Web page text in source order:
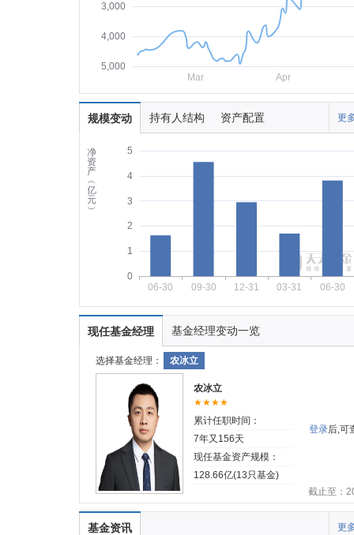
3,000
4,000
5,000
Mar
Apr
规模变动 持有人结构 资产配置 更
净
资
产
︵
亿
元
︶
0
1
2
3
4
5
06-30 09-30 12-31 03-31 06-30
现任基金经理 基金经理变动一览
选择基金经理： 农冰立
农冰立
★★★★
累计任职时间：
7年又156天
现任基金资产规模：
128.66亿(13只基金)
登录后,可
截止至：
基金资讯 更